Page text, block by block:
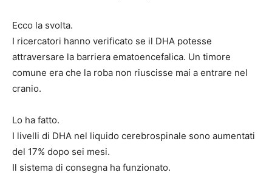
Ecco la svolta.
I ricercatori hanno verificato se il DHA potesse
attraversare la barriera ematoencefalica. Un timore
comune era che la roba non riuscisse mai a entrare nel
cranio.
Lo ha fatto.
I livelli di DHA nel liquido cerebrospinale sono aumentati
del 17% dopo sei mesi.
Il sistema di consegna ha funzionato.